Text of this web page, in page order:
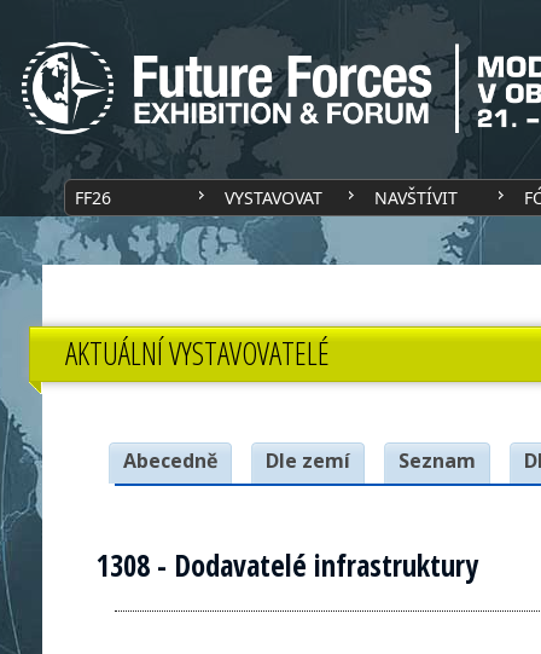
FF26 VYSTAVOVAT NAVŠTÍVIT
AKTUÁLNÍ VYSTAVOVATELÉ
Abecedně Dle zemí Seznam
1308 - Dodavatelé infrastruktury